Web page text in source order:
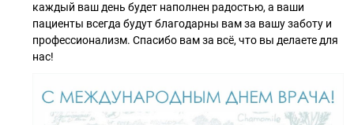
каждый ваш день будет наполнен радостью, а ваши
пациенты всегда будут благодарны вам за вашу заботу и
профессионализм. Спасибо вам за всё, что вы делаете для
нас!